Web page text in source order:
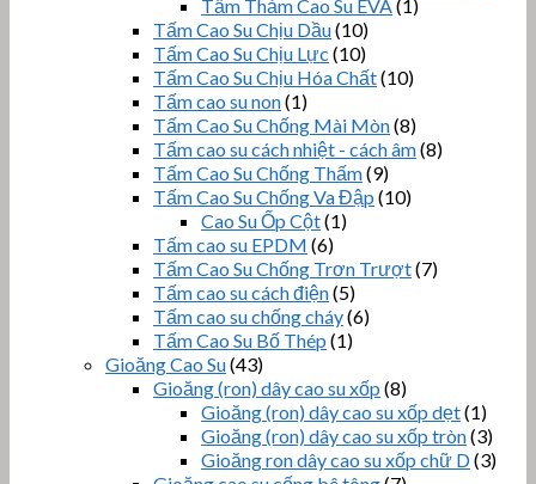
Tấm Thảm Cao Su EVA(1)
Tấm Cao Su Chịu Dầu(10)
Tấm Cao Su Chịu Lực (10)
Tấm Cao Su Chịu Hóa Chất(10)
Tấm cao su non(1)
Tấm Cao Su Chống Mài Mòn(8)
Tấm cao su cách nhiệt - cách âm(8)
Tấm Cao Su Chống Thấm(9)
Tấm Cao Su Chống Va Đập (10)
Cao Su Ốp Cột(1)
Tấm cao su EPDM (6)
Tấm Cao Su Chống Trơn Trượt(7)
Tấm cao su cách điện(5)
Tấm cao su chống cháy(6)
Tấm Cao Su Bố Thép (1)
Gioăng Cao Su(43)
Gioăng (ron) dây cao su xốp (8)
Gioăng (ron) dây cao su xốp dẹt(1)
Gioăng (ron) dây cao su xốp tròn(3)
Gioăng ron dây cao su xốp chữ D(3)